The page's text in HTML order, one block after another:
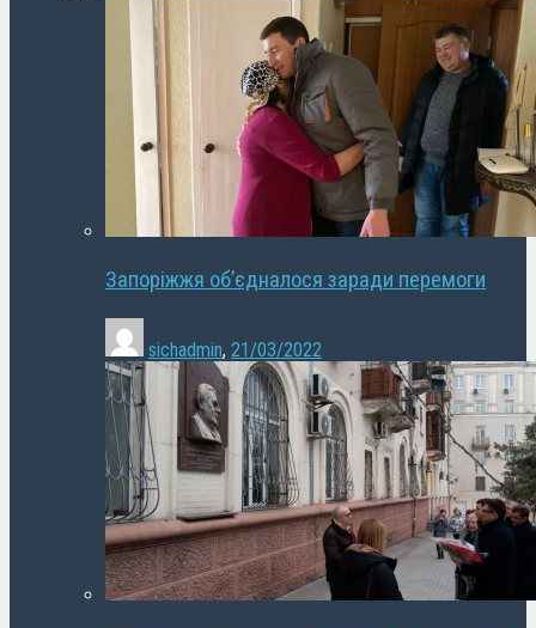
Запоріжжя об’єдналося заради перемоги
sichadmin, 21/03/2022